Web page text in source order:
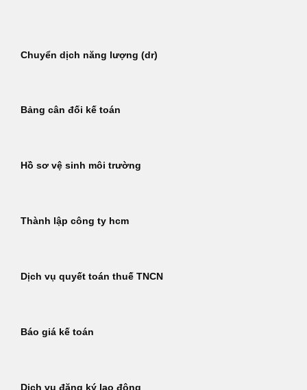
dungChuyển dịch năng lượng (dr)
Bảng cân đối kế toán
Hồ sơ vệ sinh môi trường
Thành lập công ty hcm
Dịch vụ quyết toán thuế TNCN
Báo giá kế toán
Dịch vụ đăng ký lao động